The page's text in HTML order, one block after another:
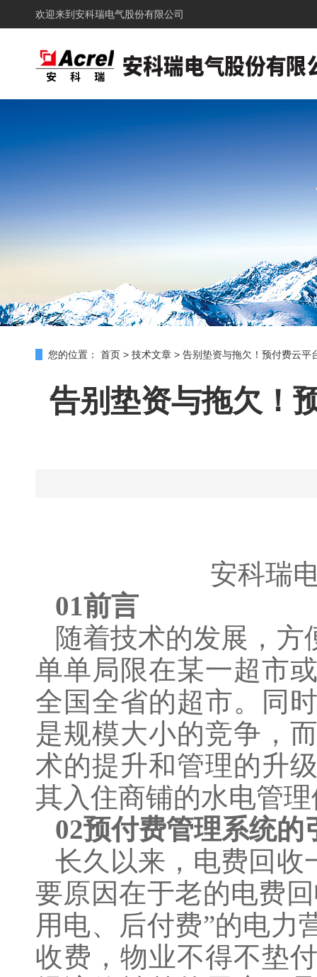
欢迎来到 安科瑞电气股份有限公司
您的位置： 首页 > 技术文章 > 告别垫资与拖欠！预付费云平
告别垫资与拖欠！
安科瑞
01前言
随着技术的发展，
单单局限在某一超市
全国全省的超市。同
是规模大小的竞争，
术的提升和管理的升
其入住商铺的水电管
02预付费管理系统的
长久以来，电费回收
要原因在于老的电费
用电、后付费”的电力
收费，物业不得不垫